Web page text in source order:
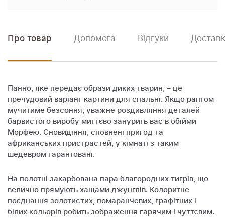
Про товар Допомога Відгуки
Панно, яке передає образи диких тварин, – це
пречудовий варіант картини для спальні. Якщо раптом
мучитиме безсоння, уважне роздивляння деталей
барвистого виробу миттєво занурить вас в обійми
Морфею. Сновидіння, сповнені пригод та
африканських пристрастей, у кімнаті з таким
шедевром гарантовані.
На полотні закарбована пара благородних тигрів, що
велично прямують хащами джунглів. Колоритне
поєднання золотистих, помаранчевих, графітних і
білих кольорів робить зображення гарячим і чуттєвим.